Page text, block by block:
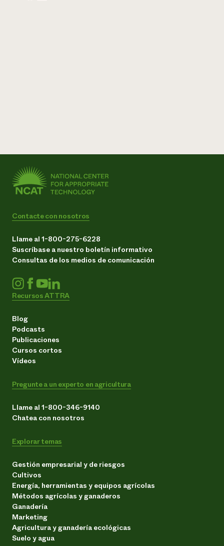
Contacte con nosotros
Llame al 1-800-275-6228
Suscríbase a nuestro boletín informativo
Consultas de los medios de comunicación
Recursos ATTRA
Blog
Podcasts
Publicaciones
Cursos cortos
Vídeos
Pregunte a un experto en agricultura
Llame al 1-800-346-9140
Chatea con nosotros
Explorar temas
Gestión empresarial y de riesgos
Cultivos
Energía, herramientas y equipos agrícolas
Métodos agrícolas y ganaderos
Ganadería
Marketing
Agricultura y ganadería ecológicas
Suelo y agua